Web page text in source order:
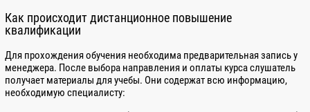
(лифтов)
Облицовщиков-плиточников
Операторов (машинистов) крана-манипулятора
Операторов заправочных станций
Операторов котельной
Как происходит дистанционное повышение
квалификации
Для прохождения обучения необходима предварительная запись у
менеджера. После выбора направления и оплаты курса слушатель
получает материалы для учебы. Они содержат всю информацию,
необходимую специалисту: